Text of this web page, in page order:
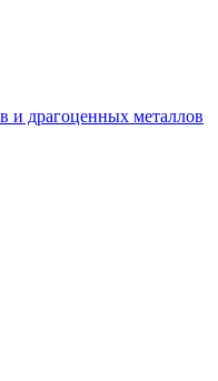
и драгоценных металлов